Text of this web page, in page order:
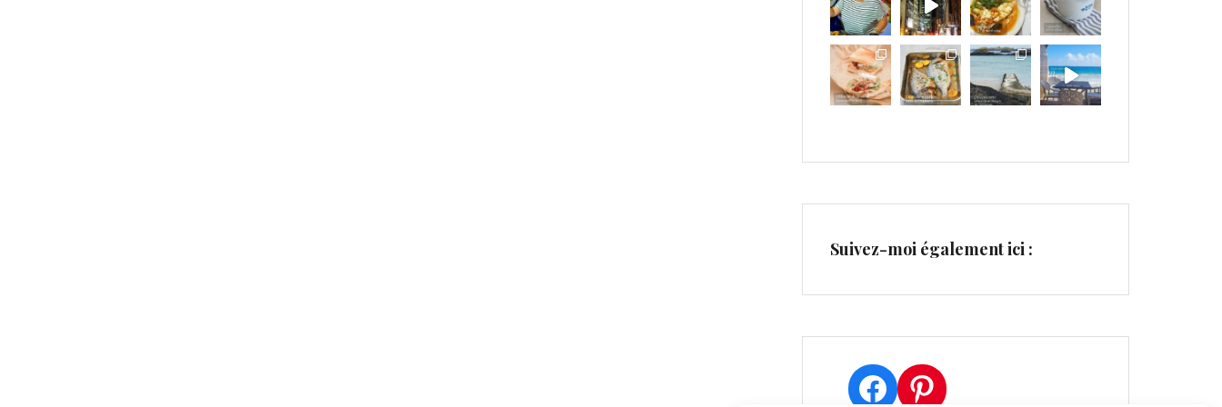
Suivez-moi également ici :
Facebook
Pinterest